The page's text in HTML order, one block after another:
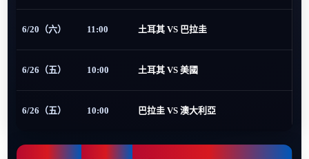
6/20（六） 11:00 土耳其 VS 巴拉圭
6/26（五） 10:00 土耳其 VS 美國
6/26（五） 10:00 巴拉圭 VS 澳大利亞